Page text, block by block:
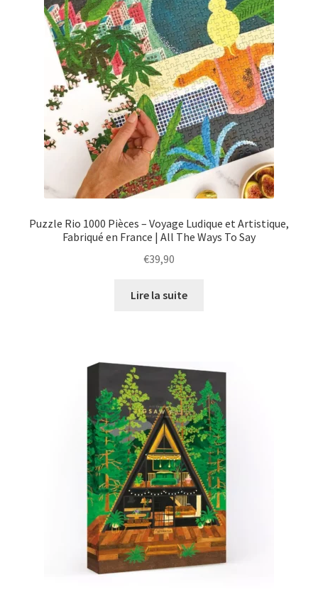
Puzzle Rio 1000 Pièces – Voyage Ludique et Artistique,
Fabriqué en France | All The Ways To Say
€39,90
Lire la suite